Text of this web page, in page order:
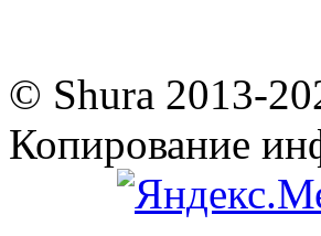
© Shura 2013-
Копирование